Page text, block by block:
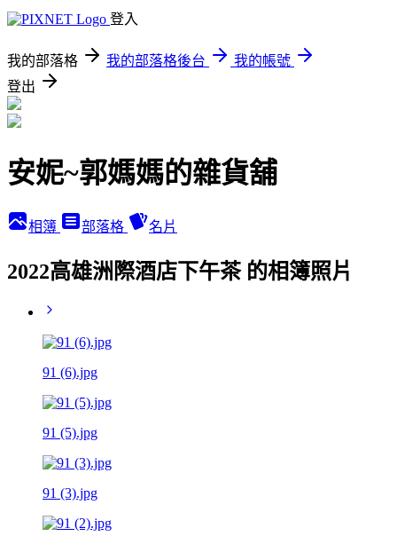
登入
我的部落格 我的部落格後台
我的帳號
登出
安妮~郭媽媽的雜貨舖
相簿 部落格 名片
2022高雄洲際酒店下午茶 的相簿照片
91 (6).jpg
91 (5).jpg
91 (3).jpg